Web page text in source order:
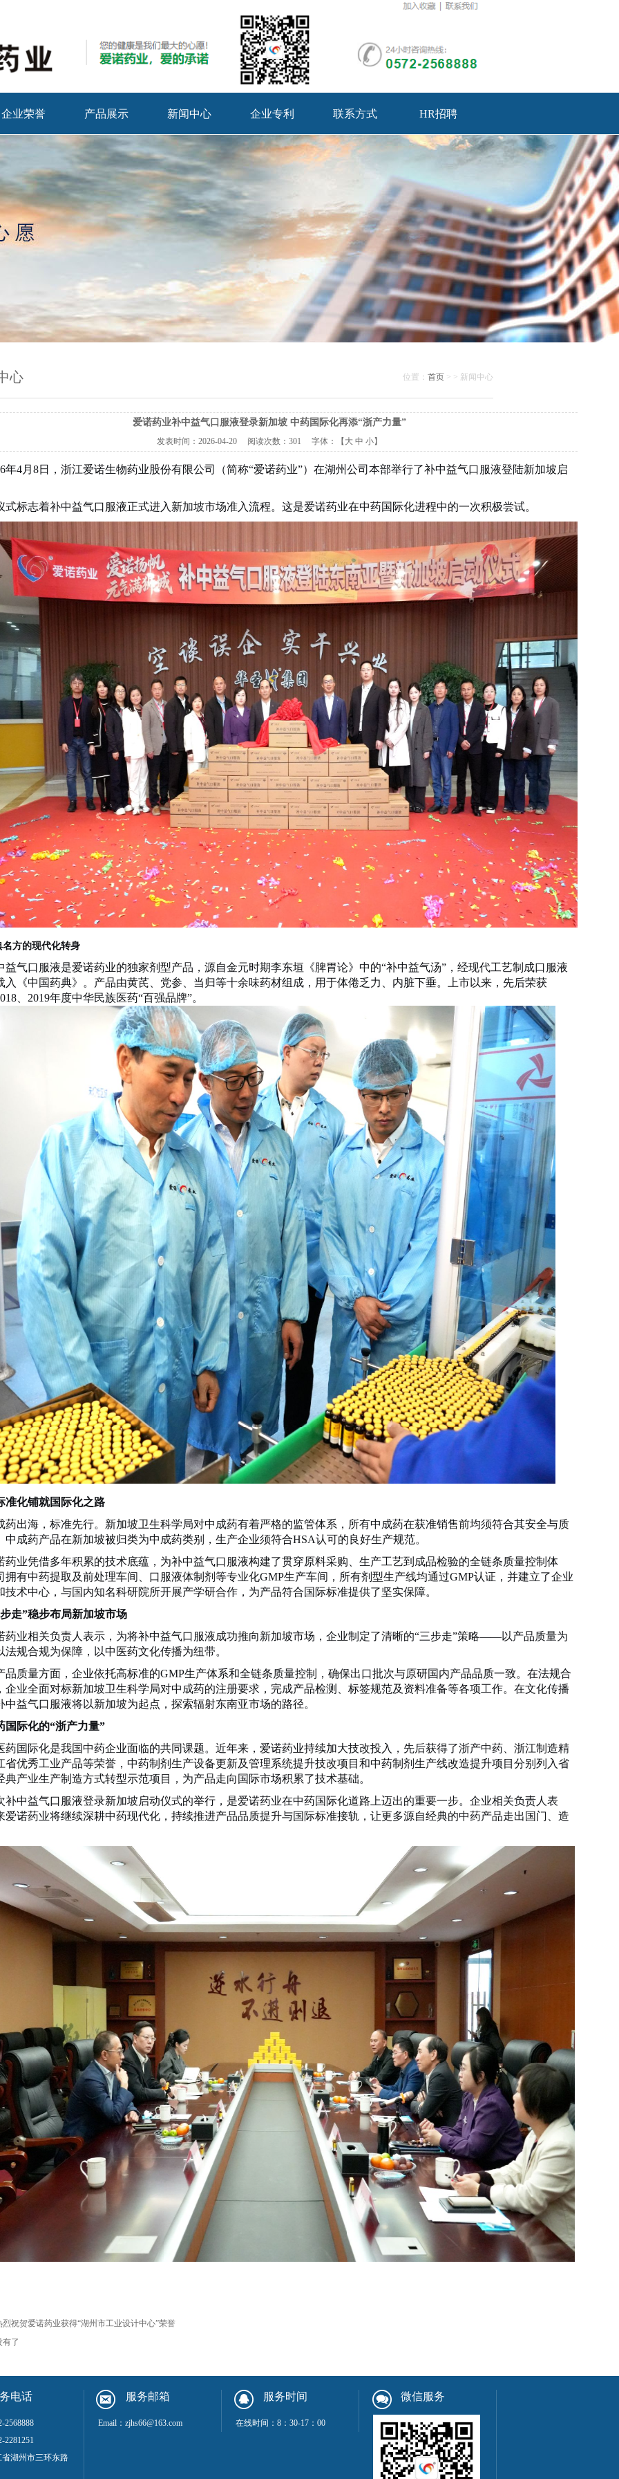
企业荣誉 产品展示 新闻中心 企业专利 联系方式 HR招聘
心 位置： 首页 > > 新闻中心
爱诺药业补中益气口服液登录新加坡 中药国际化再添“浙产力量”
发表时间： 2026-04-20 阅读次数： 301 字体：【 大 中 小】
年4月8日，浙江爱诺生物药业股份有限公司（简称“爱诺药业”）在湖州公司本部举行了补中益气口服液登陆新加坡启
式标志着补中益气口服液正式进入新加坡市场准入流程。这是爱诺药业在中药国际化进程中的一次积极尝试。
名方的现代化转身
益气口服液是爱诺药业的独家剂型产品，源自金元时期李东垣《脾胃论》中的“补中益气汤”，经现代工艺制成口服液
入《中国药典》。产品由黄芪、党参、当归等十余味药材组成，用于体倦乏力、内脏下垂。上市以来，先后荣获
、2019年度中华民族医药“百强品牌”。
准化铺就国际化之路
药出海，标准先行。新加坡卫生科学局对中成药有着严格的监管体系，所有中成药在获准销售前均须符合其安全与质
中成药产品在新加坡被归类为中成药类别，生产企业须符合HSA认可的良好生产规范。
药业凭借多年积累的技术底蕴，为补中益气口服液构建了贯穿原料采购、生产工艺到成品检验的全链条质量控制体
拥有中药提取及前处理车间、口服液体制剂等专业化GMP生产车间，所有剂型生产线均通过GMP认证，并建立了企业
技术中心，与国内知名科研院所开展产学研合作，为产品符合国际标准提供了坚实保障。
走”稳步布局新加坡市场
药业相关负责人表示，为将补中益气口服液成功推向新加坡市场，企业制定了清晰的“三步走”策略——以产品质量为
法规合规为保障，以中医药文化传播为纽带。
品质量方面，企业依托高标准的GMP生产体系和全链条质量控制，确保出口批次与原研国内产品品质一致。在法规合
企业全面对标新加坡卫生科学局对中成药的注册要求，完成产品检测、标签规范及资料准备等各项工作。在文化传播
中益气口服液将以新加坡为起点，探索辐射东南亚市场的路径。
国际化的“浙产力量”
药国际化是我国中药企业面临的共同课题。近年来，爱诺药业持续加大技改投入， 先后获得了浙产中药、浙江制造精
省优秀工业产品等荣誉 ， 中药制剂生产设备更新及管理系统提升技改项目和中药制剂生产线改造提升项目分别列入省
典产业生产制造方式转型示范项目
，为产品走向国际市场积累了技术基础。
补中益气口服液登录新加坡启动仪式的举行，是爱诺药业在中药国际化道路上迈出的重要一步。企业相关负责人表
爱诺药业将继续深耕中药现代化，持续推进产品品质提升与国际标准接轨，让更多源自经典的中药产品走出国门、造
烈祝贺爱诺药业获得“湖州市工业设计中心”荣誉
有了
电话
2568888
2281251
湖州市三环东路
服务邮箱
Email：zjhs66@163.com
服务时间
在线时间：8：30-17：00
微信服务